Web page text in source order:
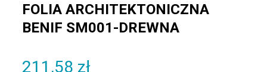
FOLIA ARCHITEKTONICZNA
BENIF SM001-DREWNA
211,58 zł